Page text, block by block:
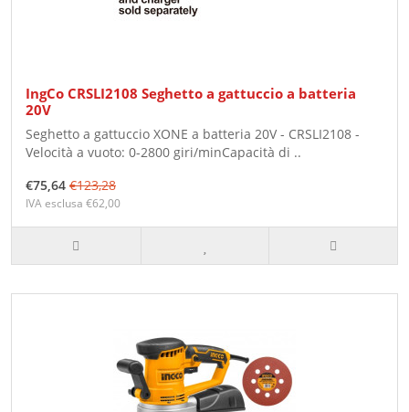
IngCo CRSLI2108 Seghetto a gattuccio a batteria
20V
Seghetto a gattuccio XONE a batteria 20V - CRSLI2108 -
Velocità a vuoto: 0-2800 giri/minCapacità di ..
€75,64 €123,28
IVA esclusa €62,00